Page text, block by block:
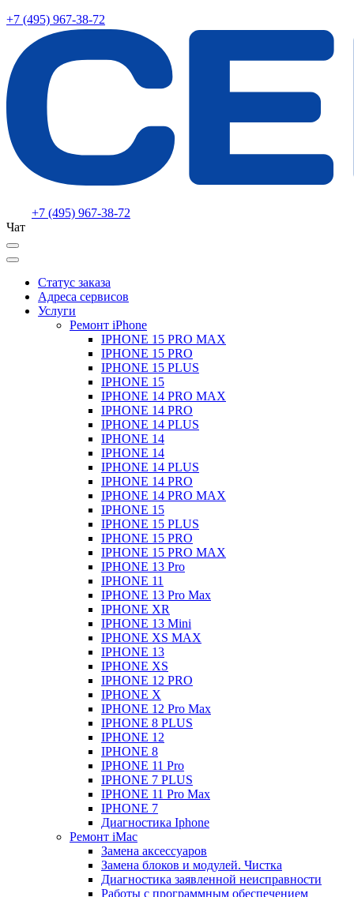
+7 (495) 967-38-72
+7 (495) 967-38-72
Чат
Статус заказа
Адреса сервисов
Услуги
Ремонт iPhone
IPHONE 15 PRO MAX
IPHONE 15 PRO
IPHONE 15 PLUS
IPHONE 15
IPHONE 14 PRO MAX
IPHONE 14 PRO
IPHONE 14 PLUS
IPHONE 14
IPHONE 14
IPHONE 14 PLUS
IPHONE 14 PRO
IPHONE 14 PRO MAX
IPHONE 15
IPHONE 15 PLUS
IPHONE 15 PRO
IPHONE 15 PRO MAX
IPHONE 13 Pro
IPHONE 11
IPHONE 13 Pro Max
IPHONE XR
IPHONE 13 Mini
IPHONE XS MAX
IPHONE 13
IPHONE XS
IPHONE 12 PRO
IPHONE X
IPHONE 12 Pro Max
IPHONE 8 PLUS
IPHONE 12
IPHONE 8
IPHONE 11 Pro
IPHONE 7 PLUS
IPHONE 11 Pro Max
IPHONE 7
Диагностика Iphone
Ремонт iMac
Замена аксессуаров
Замена блоков и модулей. Чистка
Диагностика заявленной неисправности
Работы с программным обеспечением